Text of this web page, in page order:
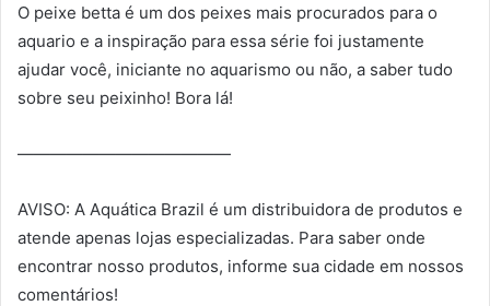
O peixe betta é um dos peixes mais procurados para o
aquario e a inspiração para essa série foi justamente
ajudar você, iniciante no aquarismo ou não, a saber tudo
sobre seu peixinho! Bora lá!
—————————————
AVISO: A Aquática Brazil é um distribuidora de produtos e
atende apenas lojas especializadas. Para saber onde
encontrar nosso produtos, informe sua cidade em nossos
comentários!